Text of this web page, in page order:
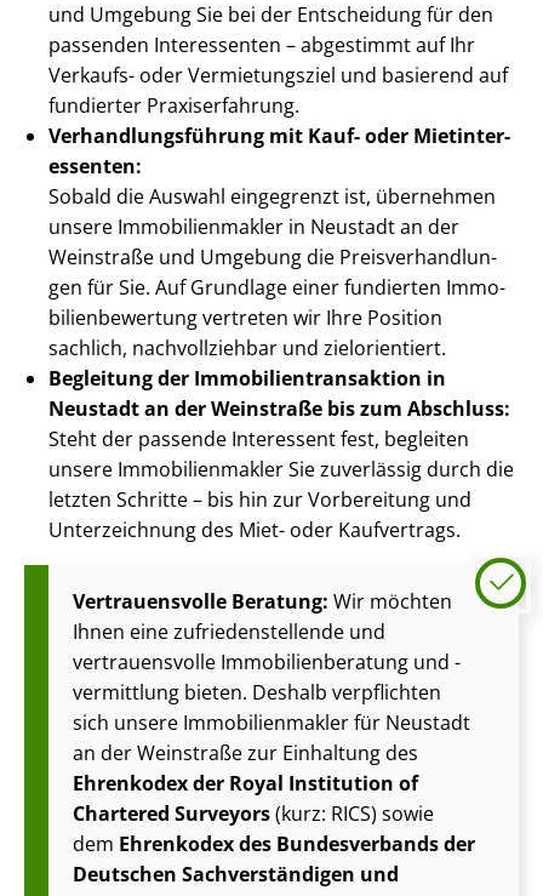
und Umgebung Sie bei der Entscheidung für den
passenden Interessenten – abgestimmt auf Ihr
Verkaufs- oder Vermietungsziel und basierend auf
fundierter Praxiserfahrung.
Ver­hand­lungs­füh­rung mit Kauf- oder Miet­in­ter­
es­sen­ten:
Sobald die Auswahl eingegrenzt ist, übernehmen
unsere Im­mo­bi­li­en­mak­ler in Neustadt an der
Weinstraße und Umgebung die Preis­ver­hand­lun­
gen für Sie. Auf Grundlage einer fundierten Im­mo­
bi­li­en­be­wer­tung vertreten wir Ihre Position
sachlich, nachvollziehbar und zielorientiert.
Begleitung der Im­mo­bi­li­en­trans­ak­ti­on in
Neustadt an der Weinstraße bis zum Abschluss:
Steht der passende Interessent fest, begleiten
unsere Im­mo­bi­li­en­mak­ler Sie zuverlässig durch die
letzten Schritte – bis hin zur Vorbereitung und
Unterzeichnung des Miet- oder Kaufvertrags.
Vertrauensvolle Beratung: Wir möchten
Ihnen eine zu­frie­den­stel­len­de und
vertrauensvolle Im­mo­bi­li­en­be­ra­tung und -
vermittlung bieten. Deshalb verpflichten
sich unsere Im­mo­bi­li­en­mak­ler für Neustadt
an der Weinstraße zur Einhaltung des
Ehrenkodex der Royal Institution of
Chartered Surveyors(kurz: RICS) sowie
dem Ehrenkodex des Bundesverbands der
Deutschen Sach­ver­stän­di­gen und